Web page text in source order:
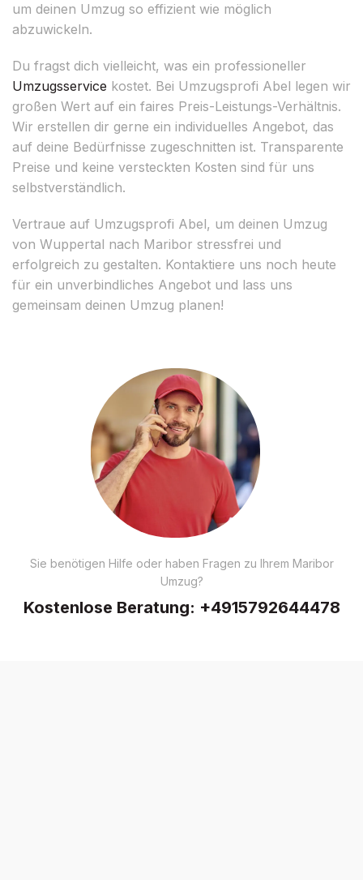
um deinen Umzug so effizient wie möglich
abzuwickeln.
Du fragst dich vielleicht, was ein professioneller
Umzugsservice kostet. Bei Umzugsprofi Abel legen wir
großen Wert auf ein faires Preis-Leistungs-Verhältnis.
Wir erstellen dir gerne ein individuelles Angebot, das
auf deine Bedürfnisse zugeschnitten ist. Transparente
Preise und keine versteckten Kosten sind für uns
selbstverständlich.
Vertraue auf Umzugsprofi Abel, um deinen Umzug
von Wuppertal nach Maribor stressfrei und
erfolgreich zu gestalten. Kontaktiere uns noch heute
für ein unverbindliches Angebot und lass uns
gemeinsam deinen Umzug planen!
Sie benötigen Hilfe oder haben Fragen zu Ihrem Maribor
Umzug?
Kostenlose Beratung: +4915792644478